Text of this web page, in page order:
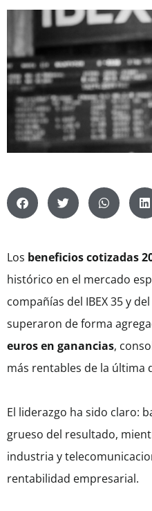
Los beneficios cotizadas
histórico en el mercado
compañías del IBEX 35 y
superaron de forma
euros en ganancias,
más rentables de la última
El liderazgo ha sido claro:
grueso del resultado,
industria y
rentabilidad empresarial.